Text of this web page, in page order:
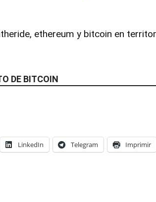
ethereum y bitcoin en
DE BITCOIN
LinkedIn Telegram Imprimir